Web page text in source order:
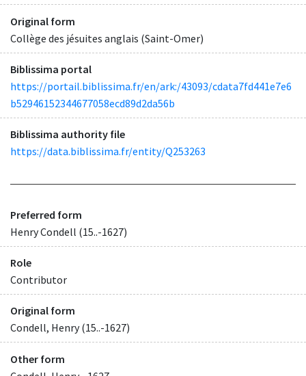
Original form
Collège des jésuites anglais (Saint-Omer)
Biblissima portal
https://portail.biblissima.fr/en/ark:/43093/cdata7fd441e7e6
b52946152344677058ecd89d2da56b
Biblissima authority file
https://data.biblissima.fr/entity/Q253263
Preferred form
Henry Condell (15..-1627)
Role
Contributor
Original form
Condell, Henry (15..-1627)
Other form